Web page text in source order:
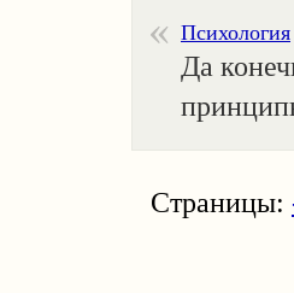
Психология
Да
Страницы: